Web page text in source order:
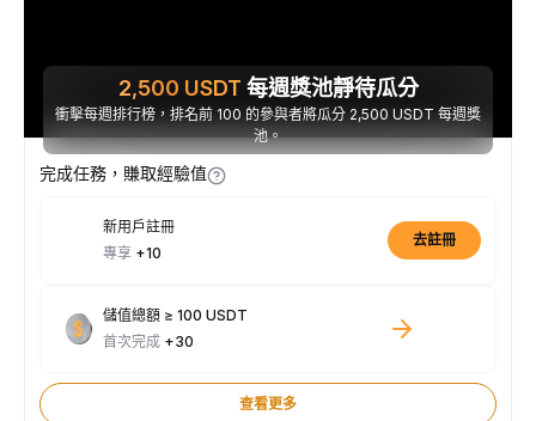
2,500 USDT 每週獎池靜待瓜分
衝擊每週排行榜，排名前 100 的參與者將瓜分 2,500 USDT 每週獎
池。
完成任務，賺取經驗值
新用戶註冊
專享 +10
去註冊
儲值總額 ≥ 100 USDT
首次完成 +30
查看更多